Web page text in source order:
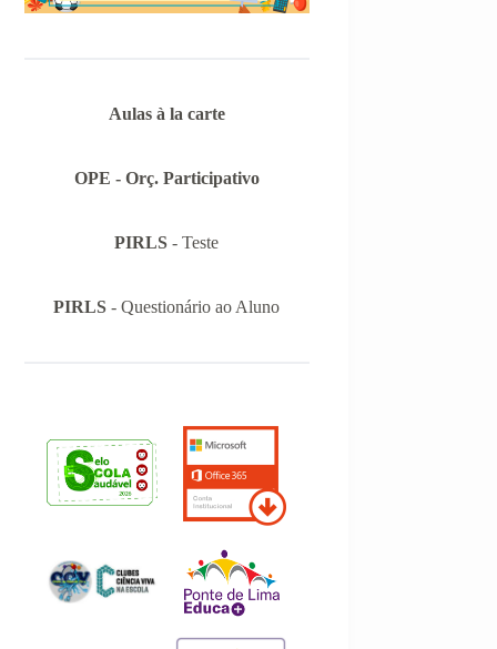
Aulas à la carte
OPE - Orç. Participativo
PIRLS - Teste
PIRLS - Questionário ao Aluno